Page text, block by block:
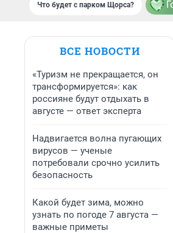
Что будет с парком Щорса?
ВСЕ НОВОСТИ
«Туризм не прекращается, он
трансформируется»: как
россияне будут отдыхать в
августе — ответ эксперта
Надвигается волна пугающих
вирусов — ученые
потребовали срочно усилить
безопасность
Какой будет зима, можно
узнать по погоде 7 августа —
важные приметы